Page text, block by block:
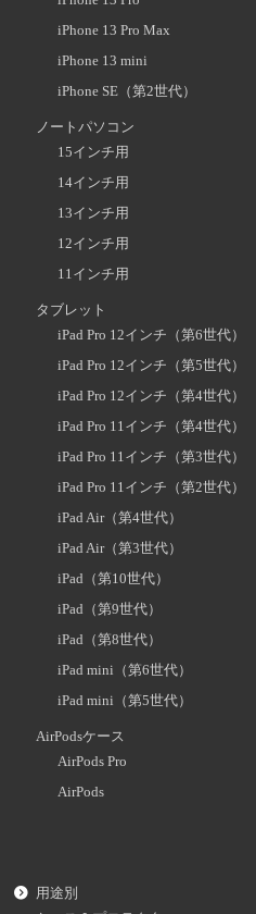
iPhone 13 Pro Max
iPhone 13 mini
iPhone SE（第2世代）
ノートパソコン
15インチ用
14インチ用
13インチ用
12インチ用
11インチ用
タブレット
iPad Pro 12インチ（第6世代）
iPad Pro 12インチ（第5世代）
iPad Pro 12インチ（第4世代）
iPad Pro 11インチ（第4世代）
iPad Pro 11インチ（第3世代）
iPad Pro 11インチ（第2世代）
iPad Air（第4世代）
iPad Air（第3世代）
iPad（第10世代）
iPad（第9世代）
iPad（第8世代）
iPad mini（第6世代）
iPad mini（第5世代）
AirPodsケース
AirPods Pro
AirPods
用途別